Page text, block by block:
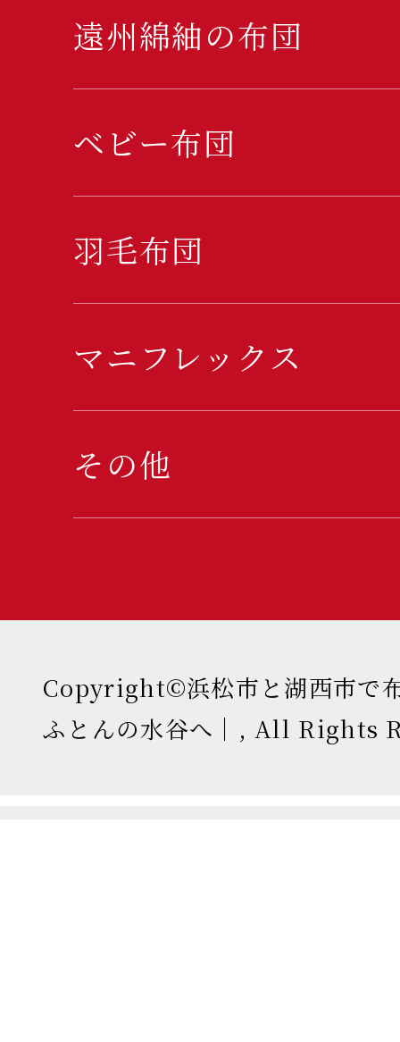
遠州綿紬の布団
ベビー布団
羽毛布団
マニフレックス
その他
Copyright©浜松市と湖西市で
ふとんの水谷へ｜, All Rights